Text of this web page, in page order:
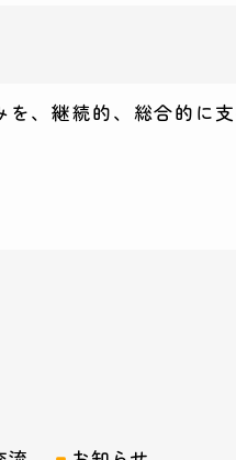
、継続的、総合的に支